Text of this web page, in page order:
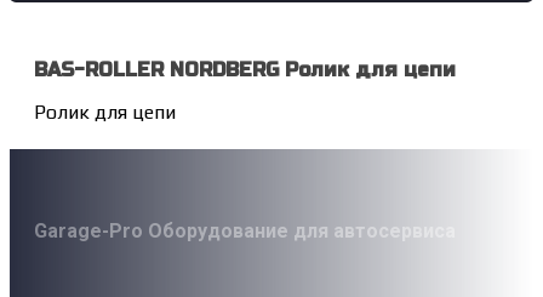
BAS-ROLLER NORDBERG Ролик для цепи
Ролик для цепи
Garage-Pro Оборудование для автосервиса